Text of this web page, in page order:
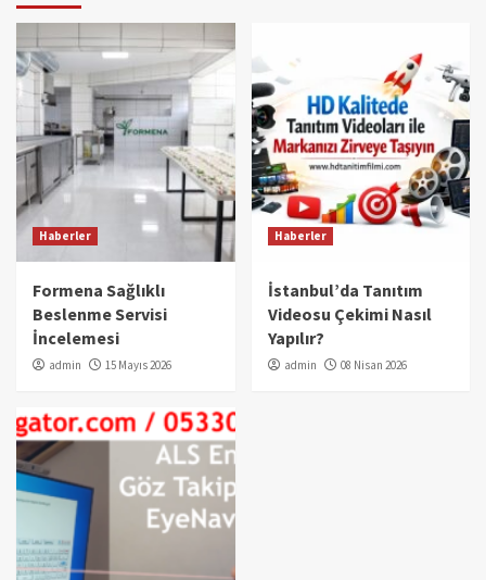
Haberler
Formena Sağlıklı
Beslenme Servisi
İncelemesi
admin 15 Mayıs 2026
Haberler
İstanbul’da Tanıtım
Videosu Çekimi Nasıl
Yapılır?
admin 08 Nisan 2026